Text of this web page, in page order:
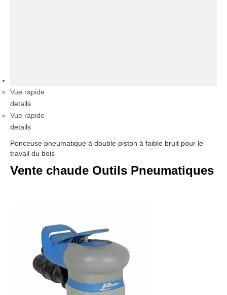
Vue rapide
details
Vue rapide
details
Ponceuse pneumatique à double piston à faible bruit pour le
travail du bois
Vente chaude Outils Pneumatiques